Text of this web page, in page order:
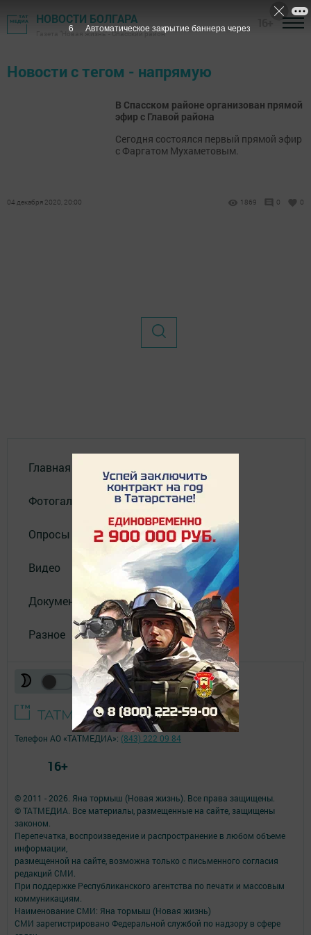
НОВОСТИ БОЛГАРА
Газета "Новая жизнь" - Спасский район
Новости с тегом - напрямую
В Спасском районе организован прямой
эфир с Главой района
Сегодня состоялся первый прямой эфир
с Фаргатом Мухаметовым.
04 декабря 2020, 20:00 1869 0 0
Главная
Фотогалереи
Опросы
Видео
Документы
Разное
© 2011 - 2026. Яна тормыш (Новая жизнь). Все права защищены.
© ТАТМЕДИА. Все материалы, размещенные на сайте, защищены
законом.
Перепечатка, воспроизведение и распространение в любом объеме
информации,
размещенной на сайте, возможна только с письменного согласия
редакций СМИ.
При поддержке Республиканского агентства по печати и массовым
коммуникациям.
Наименование СМИ: Яна тормыш (Новая жизнь)
СМИ зарегистрировано Федеральной службой по надзору в сфере
Телефон АО «ТАТМЕДИА»: (843) 222 09 84
16+
6 Автоматическое закрытие баннера через